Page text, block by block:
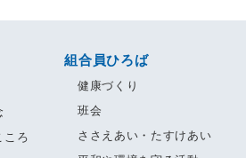
ころ
組合員ひろば
健康づくり
班会
ささえあい・たすけあい